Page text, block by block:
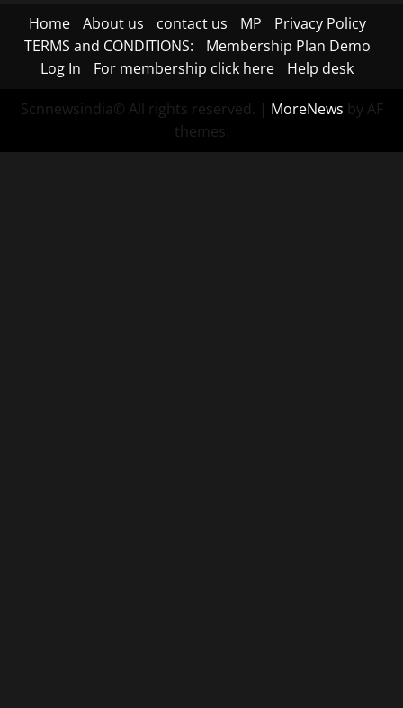
Home About us contact us MP
Privacy Policy
TERMS and CONDITIONS:
Membership Plan Demo
Log In
For membership click here Help desk
Scnnewsindia© All rights reserved. | MoreNews by AF
themes.